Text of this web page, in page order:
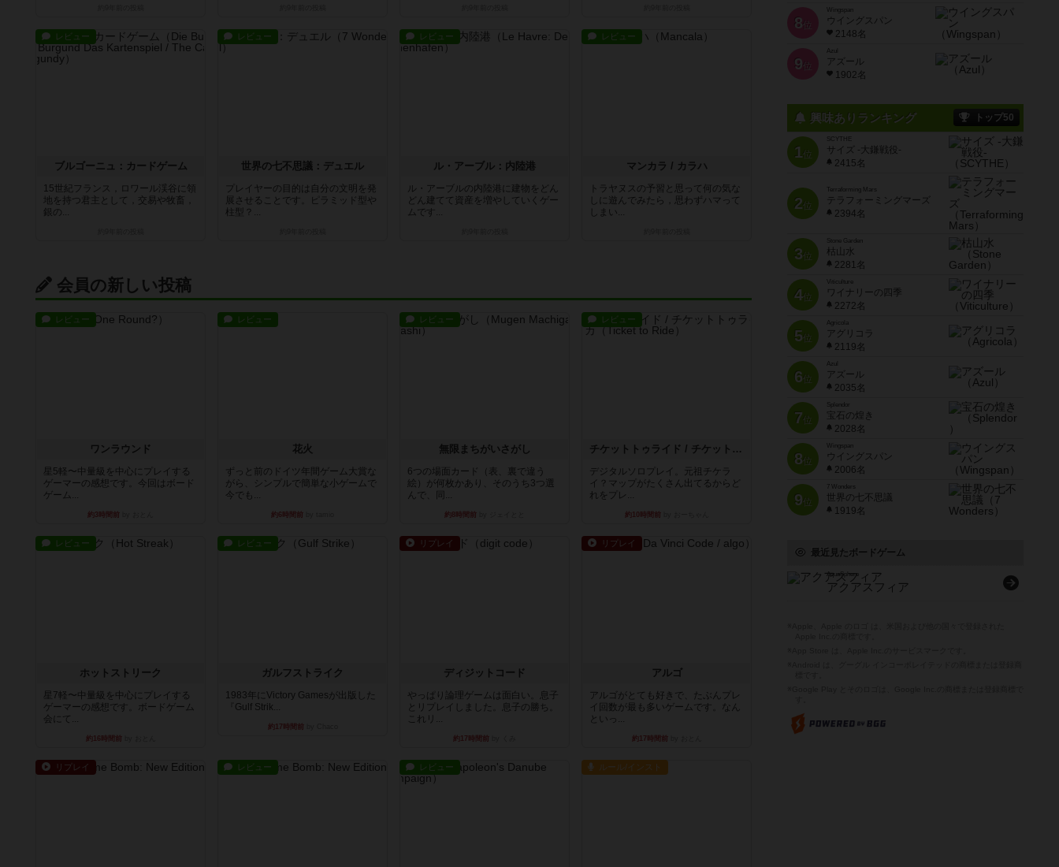
レビュー
ブルゴーニュ：カードゲーム
15世紀フランス，ロワール渓谷に領
地を持つ君主として，交易や牧畜，
銀の...
レビュー
世界の七不思議：デュエル
プレイヤーの目的は自分の文明を発
展させることです。ピラミッド型や
柱型？...
レビュー
ル・アーブル：内陸港
ル・アーブルの内陸港に建物をどん
どん建てて資産を増やしていくゲー
ムです...
レビュー
マンカラ / カラハ
トラヤヌスの予習と思って何の気な
しに遊んでみたら，思わずハマって
しまい...
会員の新しい投稿
レビュー
ワンラウンド
星5軽〜中量級を中心にプレイする
ゲーマーの感想です。今回はボード
ゲーム...
約3時間前
レビュー
花火
ずっと前のドイツ年間ゲーム大賞な
がら、シンプルで簡単な小ゲームで
今でも...
約6時間前
レビュー
無限まちがいさがし
6つの場面カード（表、裏で違う
絵）が何枚かあり、そのうち3つ選
んで、同...
約8時間前
レビュー
チケットトゥライド / チケットトゥライドアメリカ
デジタルソロプレイ。元祖チケラ
イ？マップがたくさん出てるからど
れをプレ...
約10時間前
レビュー
ホットストリーク
星7軽〜中量級を中心にプレイする
ゲーマーの感想です。ボードゲーム
会にて...
約16時間前
レビュー
ガルフストライク
1983年にVictory Gamesが出版した
『Gulf Strik...
約17時間前
リプレイ
ディジットコード
やっぱり論理ゲームは面白い。息子
とリプレイしました。息子の勝ち。
これリ...
約17時間前
リプレイ
アルゴ
アルゴがとても好きで、たぶんプレ
イ回数が最も多いゲームです。なん
といっ...
約17時間前
リプレイ レビュー レビュー ルール/インスト
8 位
Wingspan
ウイングスパン
2148名
9 位
Azul
アズール
1902名
興味ありランキング トップ50
1位
SCYTHE
サイズ -大鎌戦役-
2415名
2位
Terraforming Mars
テラフォーミングマーズ
2394名
3位
Stone Garden
枯山水
2281名
4位
Viticulture
ワイナリーの四季
2272名
5位
Agricola
アグリコラ
2119名
6位
Azul
アズール
2035名
7位
宝石の煌き
2028名
8位
Wingspan
ウイングスパン
2006名
9位
7 Wonders
世界の七不思議
1919名
最近見たボードゲーム
AquaSphere
アクアスフィア